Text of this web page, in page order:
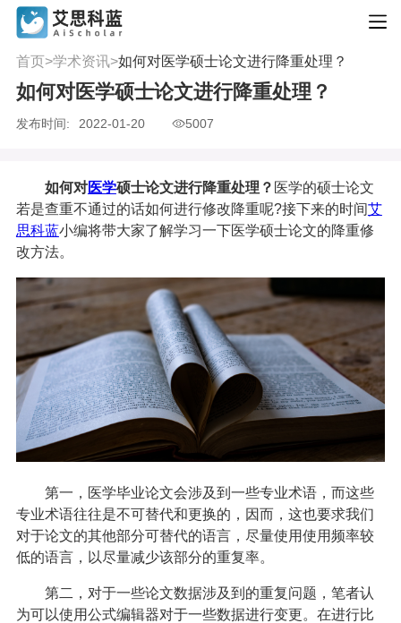
首页>学术资讯>如何对医学硕士论文进行降重处理？
如何对医学硕士论文进行降重处理？
发布时间: 2022-01-20 5007
如何对医学硕士论文进行降重处理？ 医学的硕士论文
若是查重不通过的话如何进行修改降重呢?接下来的时间艾
思科蓝小编将带大家了解学习一下医学硕士论文的降重修
改方法。
第一，医学毕业论文会涉及到一些专业术语，而这些
专业术语往往是不可替代和更换的，因而，这也要求我们
对于论文的其他部分可替代的语言，尽量使用使用频率较
低的语言，以尽量减少该部分的重复率。
第二，对于一些论文数据涉及到的重复问题，笔者认
为可以使用公式编辑器对于一些数据进行变更。在进行比